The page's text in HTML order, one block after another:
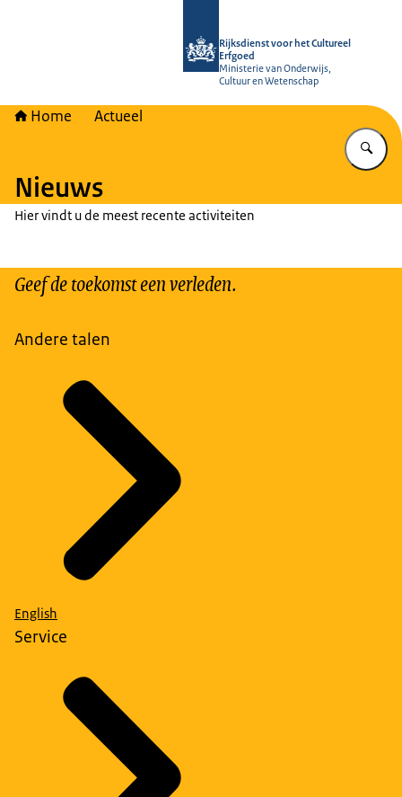
Rijksdienst voor het Cultureel
Erfgoed
Ministerie van Onderwijs,
Cultuur en Wetenschap
Home Actueel
Nieuws
Hier vindt u de meest recente activiteiten
Geef de toekomst een verleden.
Andere talen
English
Service